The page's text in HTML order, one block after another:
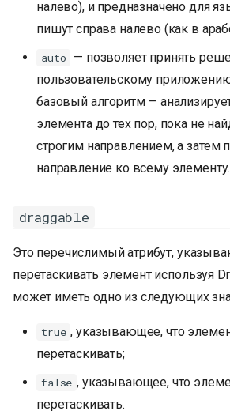
налево), и предназначено для
пишут справа налево (как в
auto
— позволяет принять
пользовательскому
базовый алгоритм —
элемента до тех пор, пока не
строгим направлением, а затем
направление ко всему элементу.
draggable
Это перечислимый атрибут,
перетаскивать элемент используя
может иметь одно из следующих
true , указывающее, что
перетаскивать;
false , указывающее, что
перетаскивать.